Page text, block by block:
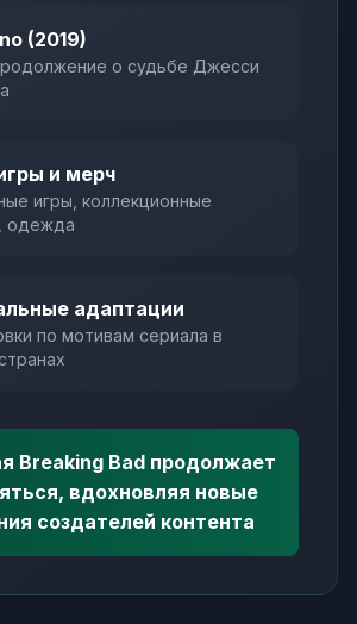
(2019)
о судьбе Джесси
и мерч
игры, коллекционные
одежда
адаптации
по мотивам сериала в
Breaking Bad продолжает
вдохновляя новые
создателей контента